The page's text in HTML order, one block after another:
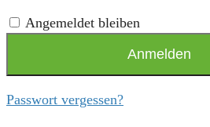
Angemeldet bleiben
Anmelden
Passwort vergessen?